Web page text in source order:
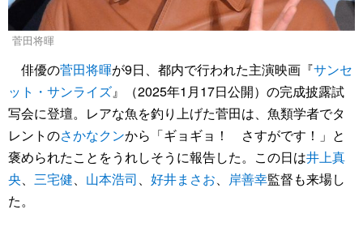
菅田将暉
俳優の菅田将暉が9日、都内で行われた主演映画『サンセ
ット・サンライズ』（2025年1月17日公開）の完成披露試
写会に登壇。レアな魚を釣り上げた菅田は、魚類学者でタ
レントのさかなクンから「ギョギョ！ さすがです！」と
褒められたことをうれしそうに報告した。この日は井上真
央、 三宅健、 山本浩司、 好井まさお、 岸善幸監督も来場し
た。